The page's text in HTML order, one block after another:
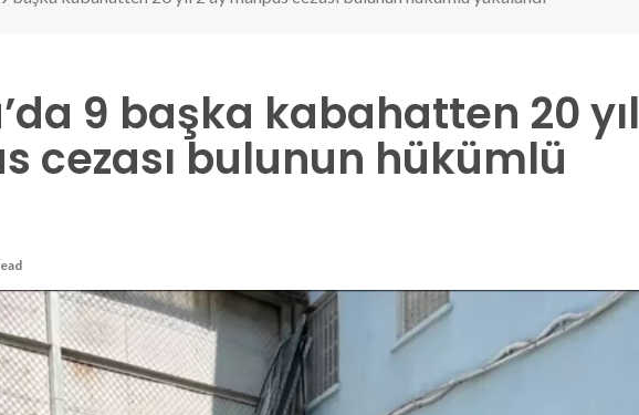
9 başka kabahatten 20 yıl
cezası bulunun hükümlü